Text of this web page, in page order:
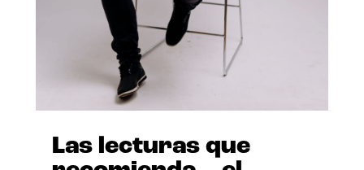
Las lecturas que